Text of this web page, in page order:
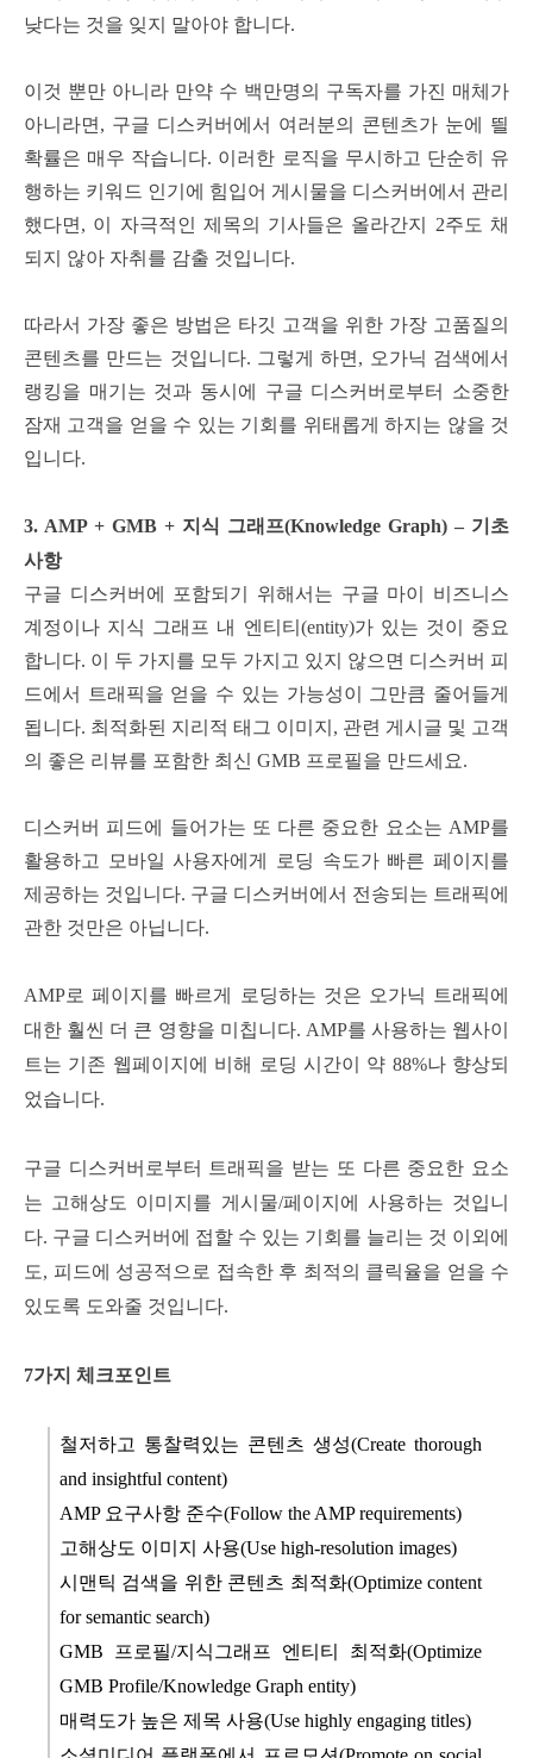
낮다는 것을 잊지 말아야 합니다.
이것 뿐만 아니라 만약 수 백만명의 구독자를 가진 매체가
아니라면, 구글 디스커버에서 여러분의 콘텐츠가 눈에 띌
확률은 매우 작습니다. 이러한 로직을 무시하고 단순히 유
행하는 키워드 인기에 힘입어 게시물을 디스커버에서 관리
했다면, 이 자극적인 제목의 기사들은 올라간지 2주도 채
되지 않아 자취를 감출 것입니다.
따라서 가장 좋은 방법은 타깃 고객을 위한 가장 고품질의
콘텐츠를 만드는 것입니다. 그렇게 하면, 오가닉 검색에서
랭킹을 매기는 것과 동시에 구글 디스커버로부터 소중한
잠재 고객을 얻을 수 있는 기회를 위태롭게 하지는 않을 것
입니다.
3. AMP + GMB + 지식 그래프(Knowledge Graph) – 기초
사항
구글 디스커버에 포함되기 위해서는 구글 마이 비즈니스
계정이나 지식 그래프 내 엔티티(entity)가 있는 것이 중요
합니다. 이 두 가지를 모두 가지고 있지 않으면 디스커버 피
드에서 트래픽을 얻을 수 있는 가능성이 그만큼 줄어들게
됩니다. 최적화된 지리적 태그 이미지, 관련 게시글 및 고객
의 좋은 리뷰를 포함한 최신 GMB 프로필을 만드세요.
디스커버 피드에 들어가는 또 다른 중요한 요소는 AMP를
활용하고 모바일 사용자에게 로딩 속도가 빠른 페이지를
제공하는 것입니다. 구글 디스커버에서 전송되는 트래픽에
관한 것만은 아닙니다.
AMP로 페이지를 빠르게 로딩하는 것은 오가닉 트래픽에
대한 훨씬 더 큰 영향을 미칩니다. AMP를 사용하는 웹사이
트는 기존 웹페이지에 비해 로딩 시간이 약 88%나 향상되
었습니다.
구글 디스커버로부터 트래픽을 받는 또 다른 중요한 요소
는 고해상도 이미지를 게시물/페이지에 사용하는 것입니
다. 구글 디스커버에 접할 수 있는 기회를 늘리는 것 이외에
도, 피드에 성공적으로 접속한 후 최적의 클릭율을 얻을 수
있도록 도와줄 것입니다.
7가지 체크포인트
철저하고 통찰력있는 콘텐츠 생성(Create thorough
and insightful content)
AMP 요구사항 준수(Follow the AMP requirements)
고해상도 이미지 사용(Use high-resolution images)
시맨틱 검색을 위한 콘텐츠 최적화(Optimize content
for semantic search)
GMB 프로필/지식그래프 엔티티 최적화(Optimize
GMB Profile/Knowledge Graph entity)
매력도가 높은 제목 사용(Use highly engaging titles)